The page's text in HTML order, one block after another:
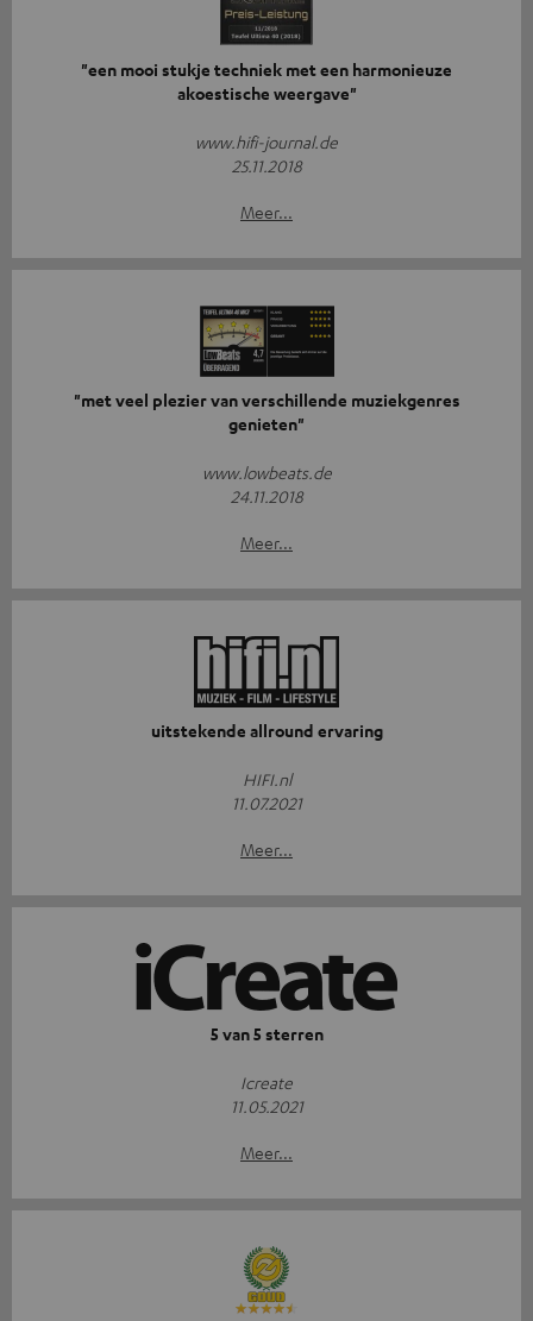
"een mooi stukje techniek met een harmonieuze
akoestische weergave"
www.hifi-journal.de
25.11.2018
Meer...
"met veel plezier van verschillende muziekgenres
genieten"
www.lowbeats.de
24.11.2018
Meer...
uitstekende allround ervaring
HIFI.nl
11.07.2021
Meer...
5 van 5 sterren
Icreate
11.05.2021
Meer...